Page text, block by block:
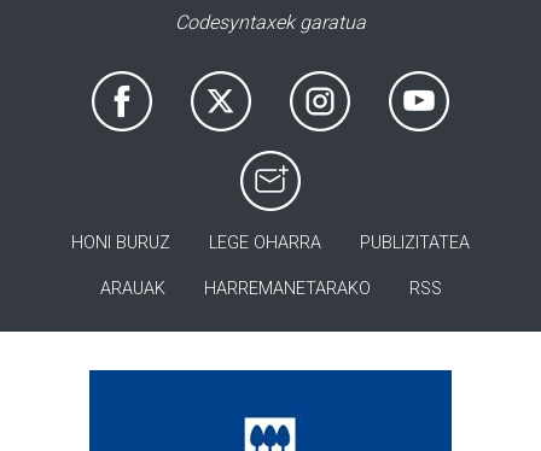
Codesyntaxek garatua
HONI BURUZ LEGE OHARRA PUBLIZITATEA
ARAUAK HARREMANETARAKO RSS